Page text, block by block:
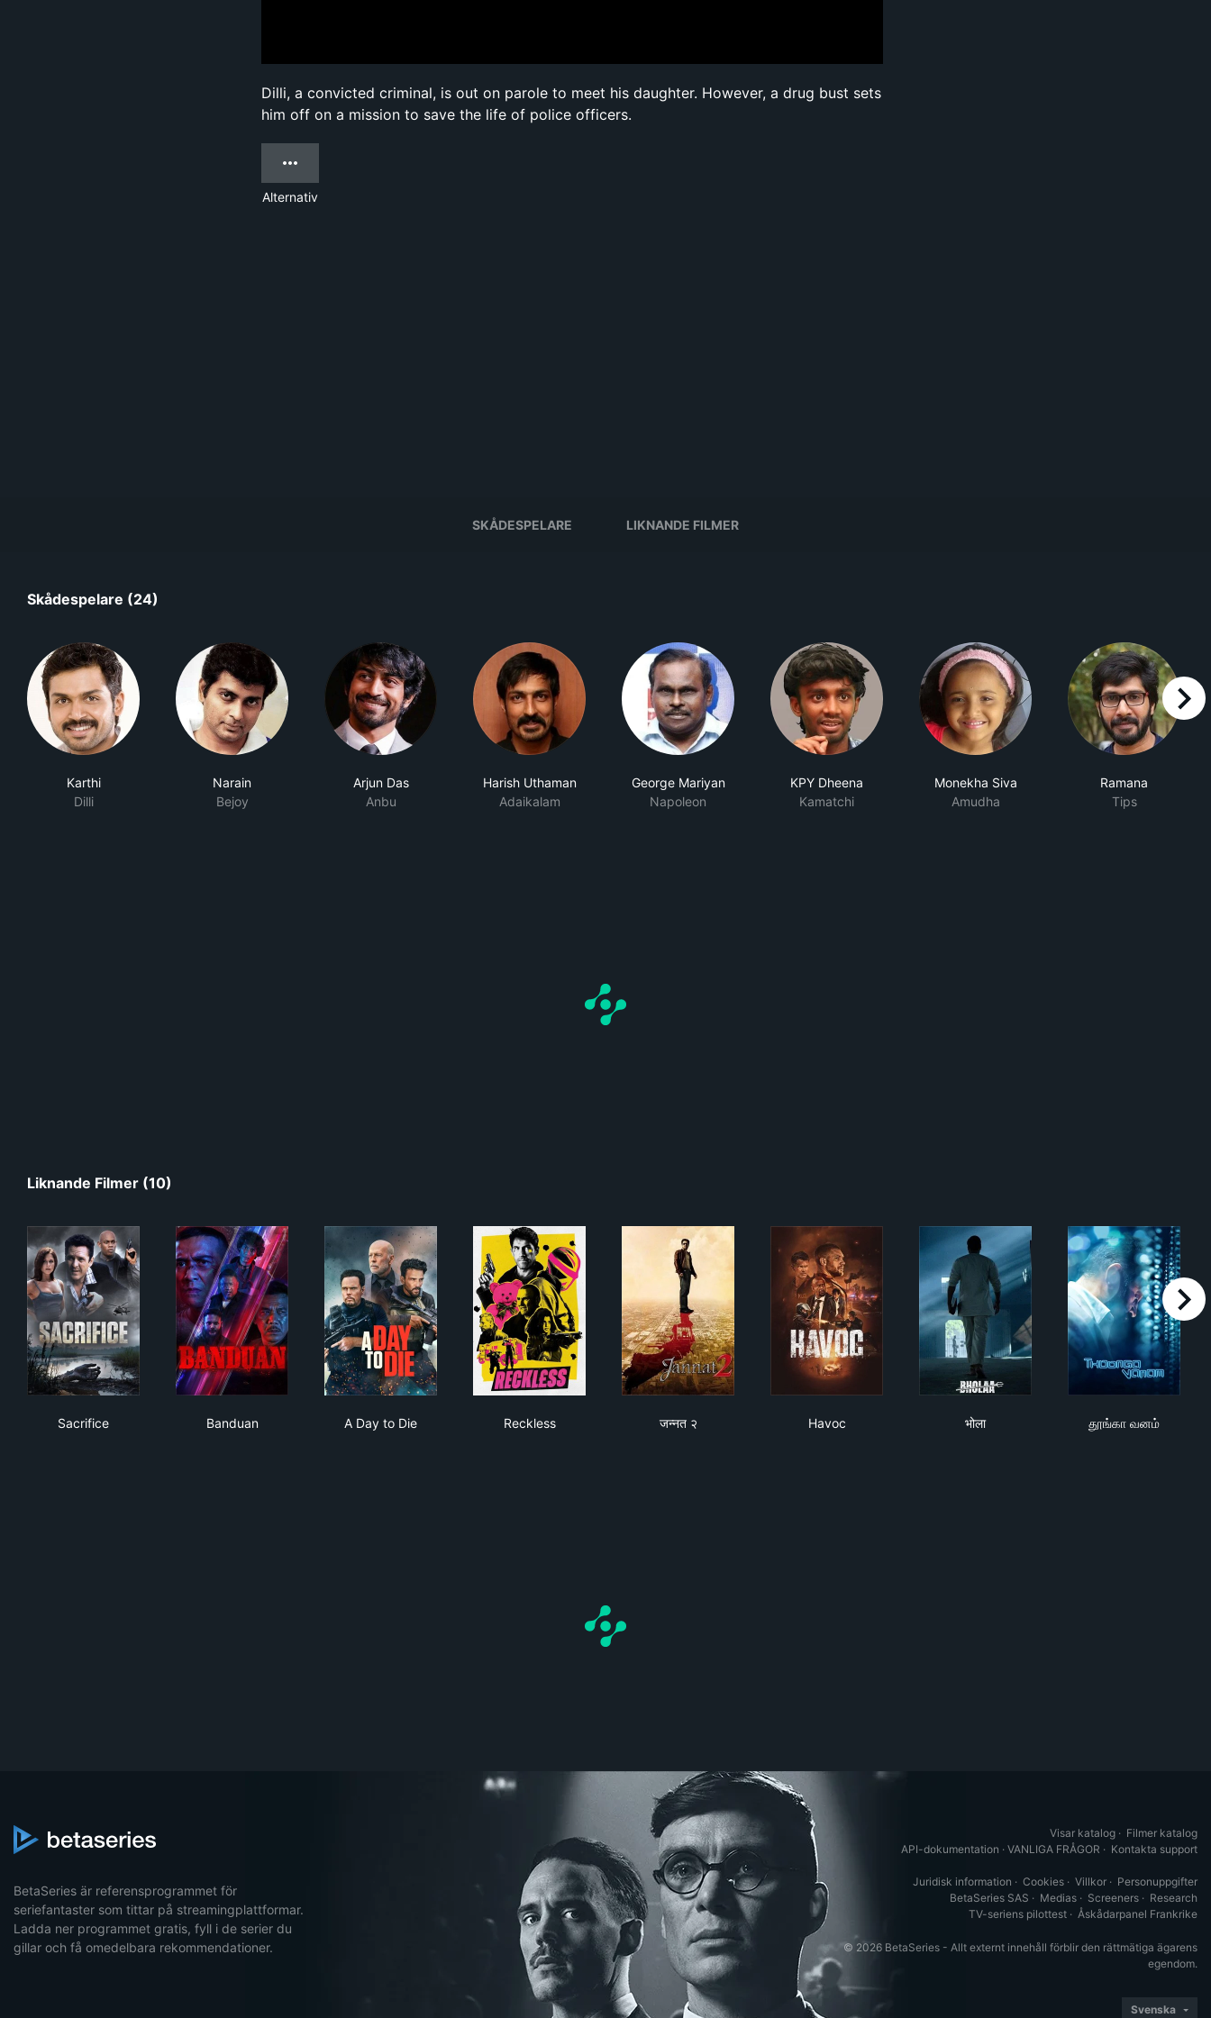
Dilli, a convicted criminal, is out on parole to meet his daughter. However, a drug bust sets
him off on a mission to save the life of police officers.
Alternativ
SKÅDESPELARE LIKNANDE FILMER
Skådespelare (24)
Karthi
Dilli
Narain
Bejoy
Arjun Das
Anbu
Harish Uthaman
Adaikalam
George Mariyan
Napoleon
KPY Dheena
Kamatchi
Monekha Siva
Amudha
Ramana
Tips
right
Liknande Filmer (10)
Sacrifice
Banduan
A Day to Die
Reckless
जन्नत २
Havoc
भोला
தூங்கா வனம்
right
BetaSeries är referensprogrammet för
seriefantaster som tittar på streamingplattformar.
Ladda ner programmet gratis, fyll i de serier du
gillar och få omedelbara rekommendationer.
Visar katalog · Filmer katalog
API-dokumentation · VANLIGA FRÅGOR · Kontakta support
Juridisk information · Cookies · Villkor · Personuppgifter
BetaSeries SAS · Medias · Screeners · Research
TV-seriens pilottest · Åskådarpanel Frankrike
© 2026 BetaSeries - Allt externt innehåll förblir den rättmätiga ägarens
egendom.
Svenska